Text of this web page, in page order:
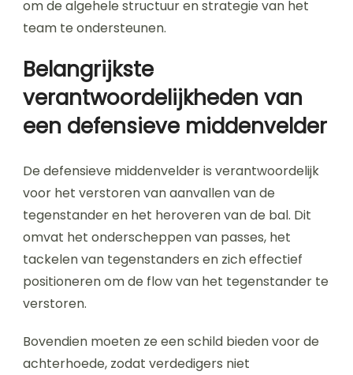
om de algehele structuur en strategie van het
team te ondersteunen.
Belangrijkste
verantwoordelijkheden van
een defensieve middenvelder
De defensieve middenvelder is verantwoordelijk
voor het verstoren van aanvallen van de
tegenstander en het heroveren van de bal. Dit
omvat het onderscheppen van passes, het
tackelen van tegenstanders en zich effectief
positioneren om de flow van het tegenstander te
verstoren.
Bovendien moeten ze een schild bieden voor de
achterhoede, zodat verdedigers niet